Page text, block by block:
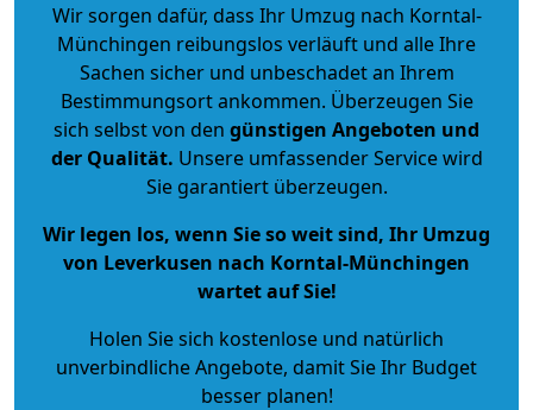
Wir sorgen dafür, dass Ihr Umzug nach Korntal-
Münchingen reibungslos verläuft und alle Ihre
Sachen sicher und unbeschadet an Ihrem
Bestimmungsort ankommen. Überzeugen Sie
sich selbst von den günstigen Angeboten und
der Qualität. Unsere umfassender Service wird
Sie garantiert überzeugen.
Wir legen los, wenn Sie so weit sind, Ihr Umzug
von Leverkusen nach Korntal-Münchingen
wartet auf Sie!
Holen Sie sich kostenlose und natürlich
unverbindliche Angebote, damit Sie Ihr Budget
besser planen!